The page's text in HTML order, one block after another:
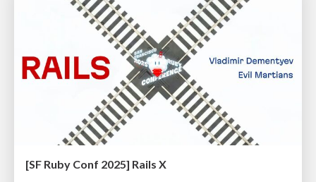
[SF Ruby Conf 2025] Rails X